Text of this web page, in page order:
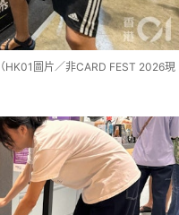
HK01圖片／非CARD FEST 2026現